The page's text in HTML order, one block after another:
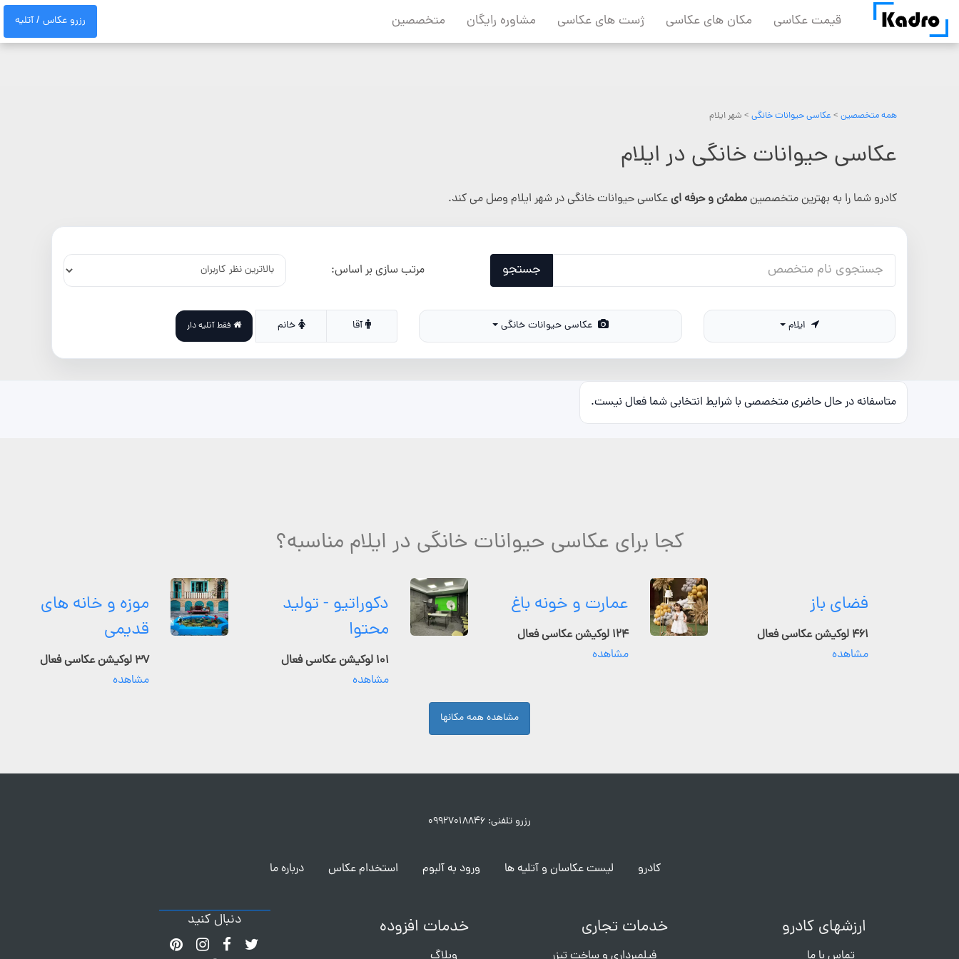
content
قیمت عکاسی مکان های عکاسی ژست های عکاسی مشاوره رایگان متخصصین رزرو عکاس / آتلیه
همه متخصصین > عکاسی حیوانات خانگی > شهر ایلام
عکاسی حیوانات خانگی در ایلام
کادرو شما را به بهترین متخصصینمطمئن و حرفه ایعکاسی حیوانات خانگی در شهر ایلام وصل می کند.
جستجو مرتب سازی بر اساس:
عکاسی حیوانات خانگی آقا خانم فقط آتلیه دار
متاسفانه در حال حاضری متخصصی با شرایط انتخابی شما فعال نیست.
کجا برای عکاسی حیوانات خانگی در ایلام مناسبه؟
فضای باز
۴۶۱ لوکیشن عکاسی فعال
مشاهده
عمارت و خونه باغ
۱۲۴ لوکیشن عکاسی فعال
مشاهده
دکوراتیو - تولید
محتوا
۱۰۱ لوکیشن عکاسی فعال
مشاهده
موزه و خانه های
قدیمی
۳۷ لوکیشن عکاسی فعال
مشاهده
مشاهده همه مکانها
رزرو تلفنی: ۰۹۹۲۷۰۱۸۸۴۶
کادرو لیست عکاسان و آتلیه ها ورود به آلبوم استخدام عکاس درباره ما
ارزشهای کادرو خدمات تجاری خدمات افزوده دنبال کنید